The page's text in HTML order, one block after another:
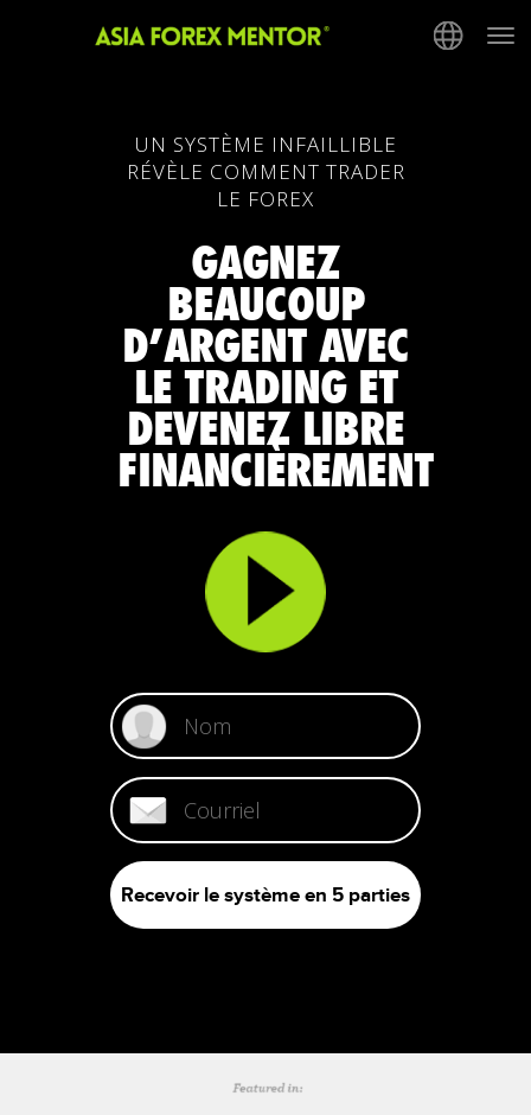
UN SYSTÈME INFAILLIBLE
RÉVÈLE COMMENT TRADER
LE FOREX
GAGNEZ
BEAUCOUP
D’ARGENT AVEC
LE TRADING ET
DEVENEZ LIBRE
FINANCIÈREMENT